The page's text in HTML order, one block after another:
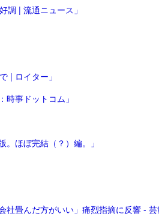
調 | 流通ニュース」
| ロイター」
事ドットコム」
ほぼ完結（？）編。」
畳んだ方がいい」痛烈指摘に反響 - 芸